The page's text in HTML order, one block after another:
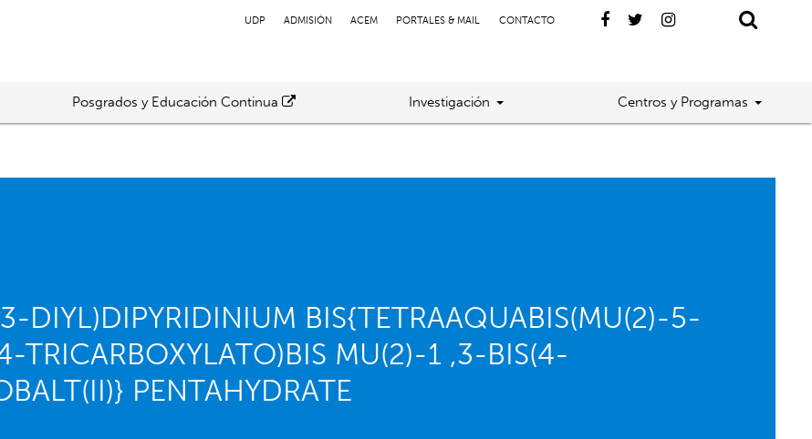
UDP ADMISIÓN ACEM PORTALES & MAIL CONTACTO
Posgrados y Educación Continua Investigación Centros y Programas
DIYL)DIPYRIDINIUM BIS{TETRAAQUABIS(MU(2)-5-
TRICARBOXYLATO)BIS MU(2)-1 ,3-BIS(4-
PENTAHYDRATE